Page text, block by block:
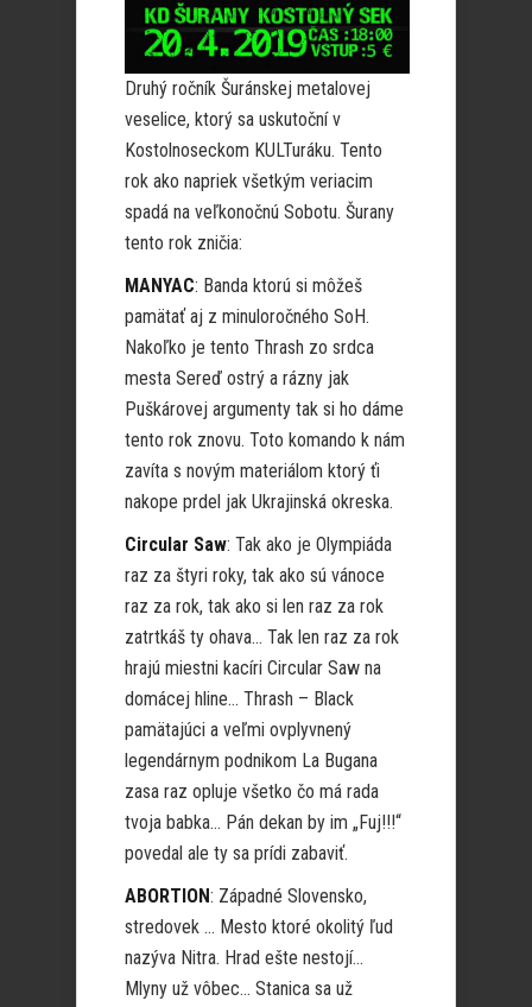
Druhý ročník Šuránskej metalovej
veselice, ktorý sa uskutoční v
Kostolnoseckom KULTuráku. Tento
rok ako napriek všetkým veriacim
spadá na veľkonočnú Sobotu. Šurany
tento rok zničia:
MANYAC: Banda ktorú si môžeš
pamätať aj z minuloročného SoH.
Nakoľko je tento Thrash zo srdca
mesta Sereď ostrý a rázny jak
Puškárovej argumenty tak si ho dáme
tento rok znovu. Toto komando k nám
zavíta s novým materiálom ktorý ťi
nakope prdel jak Ukrajinská okreska.
Circular Saw: Tak ako je Olympiáda
raz za štyri roky, tak ako sú vánoce
raz za rok, tak ako si len raz za rok
zatrtkáš ty ohava… Tak len raz za rok
hrajú miestni kacíri Circular Saw na
domácej hline… Thrash – Black
pamätajúci a veľmi ovplyvnený
legendárnym podnikom La Bugana
zasa raz opluje všetko čo má rada
tvoja babka… Pán dekan by im „Fuj!!!“
povedal ale ty sa prídi zabaviť.
ABORTION: Západné Slovensko,
stredovek … Mesto ktoré okolitý ľud
nazýva Nitra. Hrad ešte nestojí…
Mlyny už vôbec… Stanica sa už